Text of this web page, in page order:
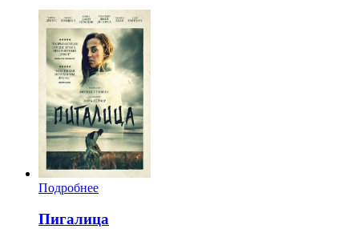
Подробнее
Пигалица